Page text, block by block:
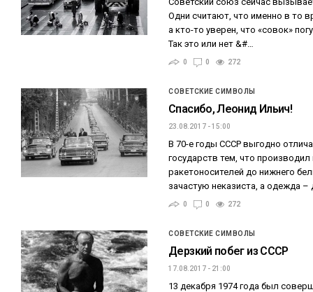
Одни считают, что именно в то
а кто-то уверен, что «совок»
Так это или нет &#…
0 0 272
СОВЕТСКИЕ СИМВОЛЫ
Спасибо, Леонид Ильич!
23.08.2017 - 15:00
В 70-е годы СССР выгодно
государств тем, что производил
ракетоносителей до нижнего
зачастую неказиста, а одежда –
0 0 272
СОВЕТСКИЕ СИМВОЛЫ
Дерзкий побег из СССР
17.08.2017 - 21:00
13 декабря 1974 года был